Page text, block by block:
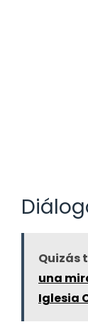
Quizás
una
Iglesia